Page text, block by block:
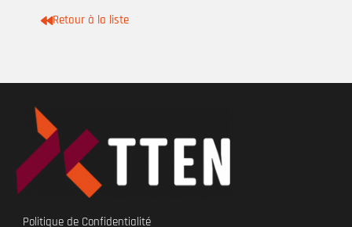
Retour à la liste
Politique de Confidentialité